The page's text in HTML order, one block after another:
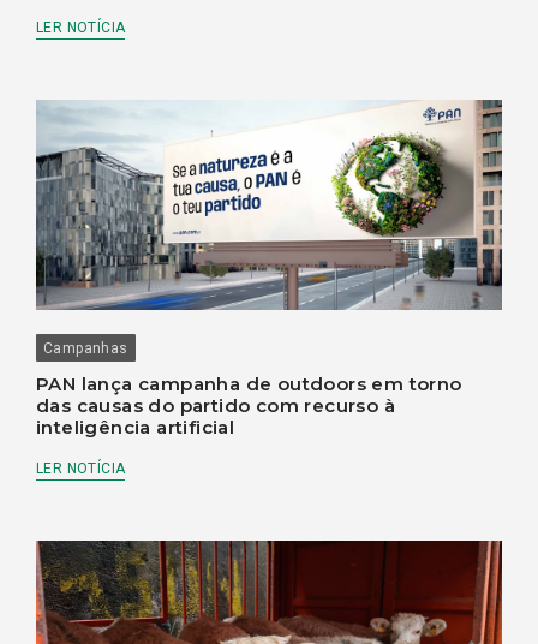
LER NOTÍCIA
Campanhas
PAN lança campanha de outdoors em torno
das causas do partido com recurso à
inteligência artificial
LER NOTÍCIA